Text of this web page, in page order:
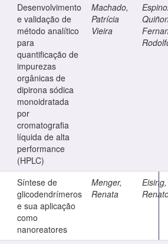
Desenvolvimento
e validação de
método analítico
para
quantificação de
impurezas
orgânicas de
dipirona sódica
monoidratada
por
cromatografia
líquida de alta
performance
(HPLC)
Machado,
Patrícia
Vieira
Síntese de
glicodendrímeros
e sua aplicação
como
nanoreatores
Menger,
Renata
Eising,